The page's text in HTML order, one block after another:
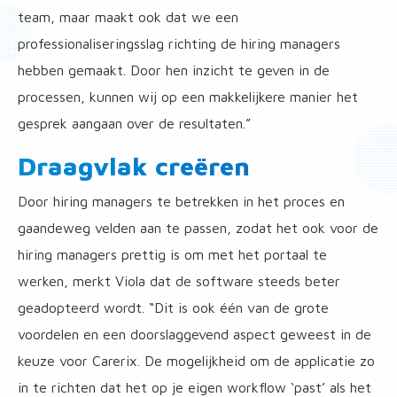
team, maar maakt ook dat we een
professionaliseringsslag richting de hiring managers
hebben gemaakt. Door hen inzicht te geven in de
processen, kunnen wij op een makkelijkere manier het
gesprek aangaan over de resultaten.”
Draagvlak creëren
Door hiring managers te betrekken in het proces en
gaandeweg velden aan te passen, zodat het ook voor de
hiring managers prettig is om met het portaal te
werken, merkt Viola dat de software steeds beter
geadopteerd wordt. “Dit is ook één van de grote
voordelen en een doorslaggevend aspect geweest in de
keuze voor Carerix. De mogelijkheid om de applicatie zo
in te richten dat het op je eigen workflow ‘past’ als het